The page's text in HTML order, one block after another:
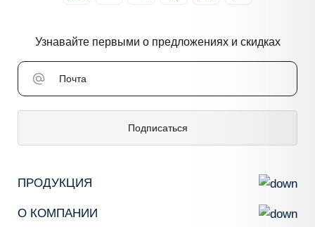
ПРОДУКЦИЯ
О КОМПАНИИ
Узнавайте первыми о предложениях и скидках
Подписаться